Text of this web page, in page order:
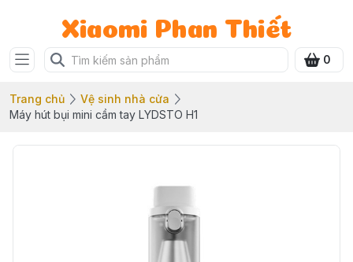
Xiaomi Phan Thiết
0
Trang chủ
Vệ sinh nhà cửa
Máy hút bụi mini cầm tay LYDSTO H1